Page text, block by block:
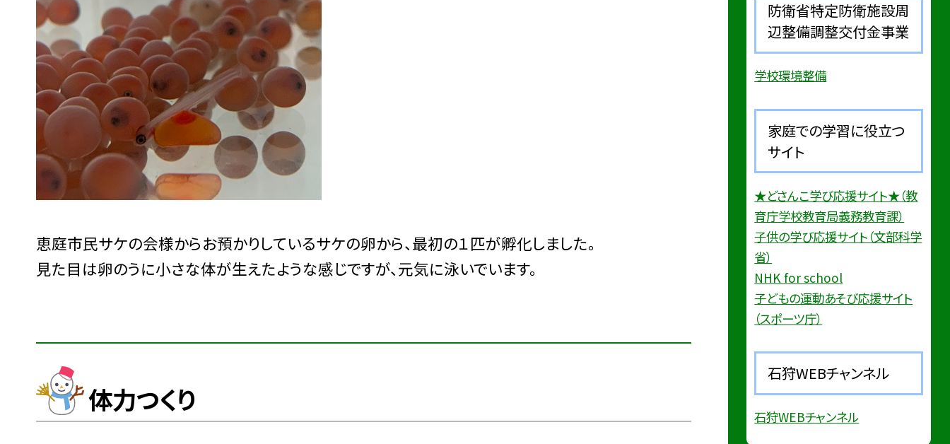
恵庭市民サケの会様からお預かりしているサケの卵から、最初の１匹が孵化しました。
見た目は卵のうに小さな体が生えたような感じですが、元気に泳いでいます。
体力つくり
防衛省特定防衛施設周
辺整備調整交付金事業
学校環境整備
家庭での学習に役立つ
サイト
★どさんこ学び応援サイト★（教
育庁学校教育局義務教育課）
子供の学び応援サイト（文部科学
省）
NHK for school
子どもの運動あそび応援サイト
（スポーツ庁）
石狩WEBチャンネル
石狩WEBチャンネル